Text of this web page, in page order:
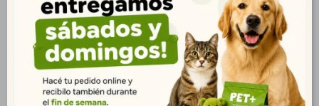
Hueso Digerible 2/3
$ 37
Roll Colágeno Mediano
$ 74